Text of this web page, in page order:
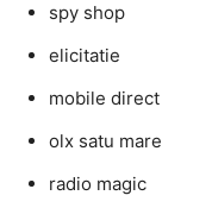
spy shop
elicitatie
mobile direct
olx satu mare
radio magic